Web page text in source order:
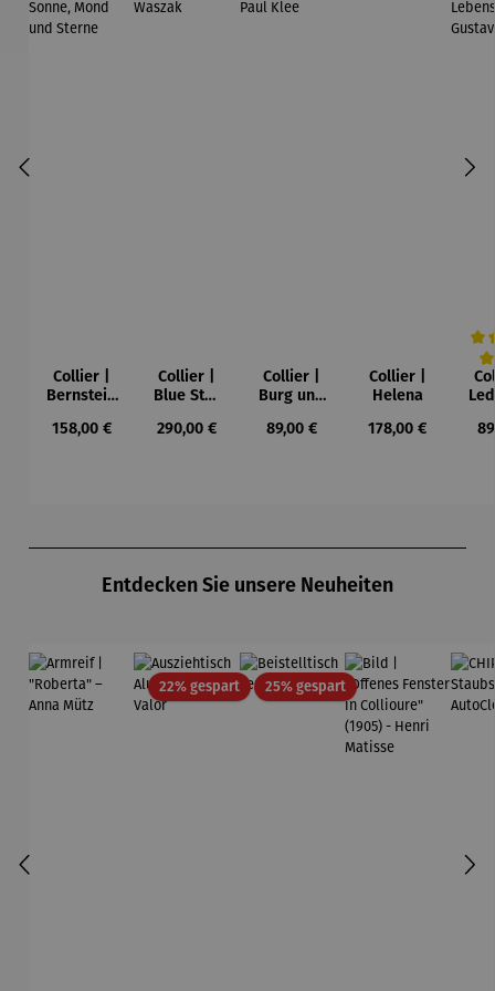
Collier |
Bernstein
Mond und
Regulärer Preis:
158,00 €
Collier |
Blue Star
Waszak
Regulärer Preis:
290,00 €
Collier |
Burg und
Paul Klee
Regulärer Preis:
89,00 €
Collier |
Helena
Regulärer Preis:
178,00 €
Entdecken Sie unsere Neuheiten
22% gespartRabatt25% gespartRabatt